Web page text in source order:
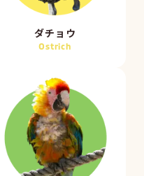
ダチョウ
Ostrich